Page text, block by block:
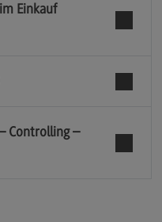
Einkauf
Controlling –